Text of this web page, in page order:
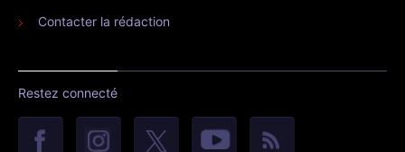
Contacter la rédaction
Restez connecté